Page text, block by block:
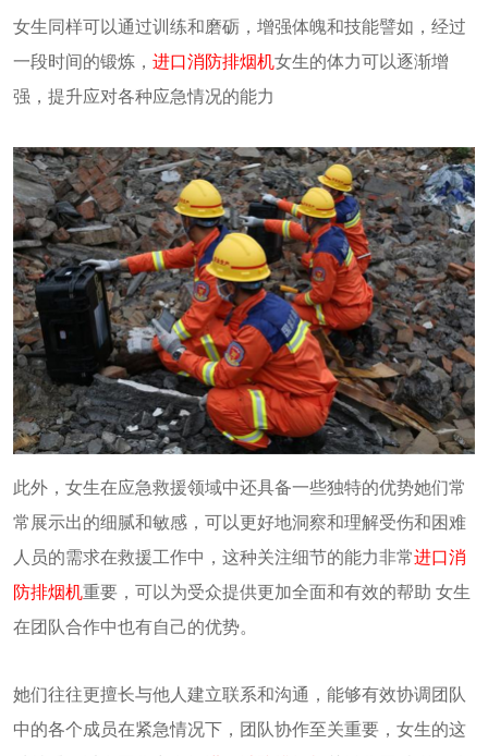
女生同样可以通过训练和磨砺，增强体魄和技能譬如，经过
一段时间的锻炼， 进口消防排烟机女生的体力可以逐渐增
强，提升应对各种应急情况的能力
此外，女生在应急救援领域中还具备一些独特的优势她们常
常展示出的细腻和敏感，可以更好地洞察和理解受伤和困难
人员的需求在救援工作中，这种关注细节的能力非常进口消
防排烟机重要，可以为受众提供更加全面和有效的帮助 女生
在团队合作中也有自己的优势。
她们往往更擅长与他人建立联系和沟通，能够有效协调团队
中的各个成员在紧急情况下，团队协作至关重要，女生的这